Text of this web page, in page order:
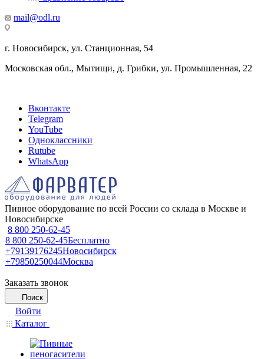
mail@odl.ru
г. Новосибирск, ул. Станционная, 54
Московская обл., Мытищи, д. Грибки, ул. Промышленная, 22
Вконтакте
Telegram
YouTube
Одноклассники
Rutube
WhatsApp
Пивное оборудование по всей России со склада в Москве и
Новосибирске
8 800 250-62-45
8 800 250-62-45Бесплатно
+79139176245Новосибирск
+79850250044Москва
Заказать звонок
Поиск
Войти
Каталог